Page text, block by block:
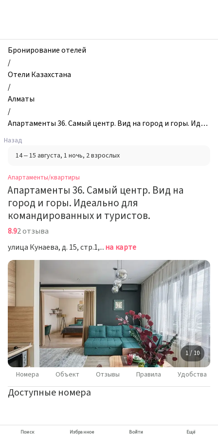
и
квартиры,
Апартаменты
36.
Самый
центр.
Вид
на
город
горы.
Идеально
для
командированных
и
туристов.,
Алматы,
Казахстан
Бронирование отелей
/
Отели Казахстана
/
Алматы
/
Апартаменты 36. Самый центр. Вид на город и горы. Идеа
Назад
14 – 15 августа, 1 ночь, 2 взрослых
Апартаменты/квартиры
Апартаменты 36. Самый центр. Вид на
город и горы. Идеально для
командированных и туристов.
8.92 отзыва
улица Кунаева, д. 15, стр.1, Алматына карте
1 / 10
Номера Объект Отзывы Правила Удобства
Доступные номера
Поиск Избранное Войти Ещё